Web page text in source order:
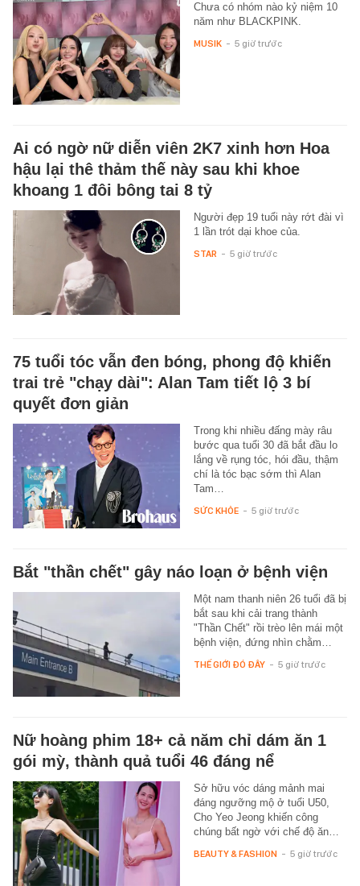
Chưa có nhóm nào kỷ niệm 10
năm như BLACKPINK.
MUSIK - 5 giờ trước
Ai có ngờ nữ diễn viên 2K7 xinh hơn Hoa
hậu lại thê thảm thế này sau khi khoe
khoang 1 đôi bông tai 8 tỷ
Người đẹp 19 tuổi này rớt đài vì
1 lần trót dại khoe của.
STAR - 5 giờ trước
75 tuổi tóc vẫn đen bóng, phong độ khiến
trai trẻ "chạy dài": Alan Tam tiết lộ 3 bí
quyết đơn giản
Trong khi nhiều đấng mày râu
bước qua tuổi 30 đã bắt đầu lo
lắng về rụng tóc, hói đầu, thậm
chí là tóc bạc sớm thì Alan
Tam…
SỨC KHỎE - 5 giờ trước
Bắt "thần chết" gây náo loạn ở bệnh viện
Một nam thanh niên 26 tuổi đã bị
bắt sau khi cải trang thành
"Thần Chết" rồi trèo lên mái một
bệnh viện, đứng nhìn chằm…
THẾ GIỚI ĐÓ ĐÂY - 5 giờ trước
Nữ hoàng phim 18+ cả năm chỉ dám ăn 1
gói mỳ, thành quả tuổi 46 đáng nể
Sở hữu vóc dáng mảnh mai
đáng ngưỡng mộ ở tuổi U50,
Cho Yeo Jeong khiến công
chúng bất ngờ với chế độ ăn…
BEAUTY & FASHION - 5 giờ trước